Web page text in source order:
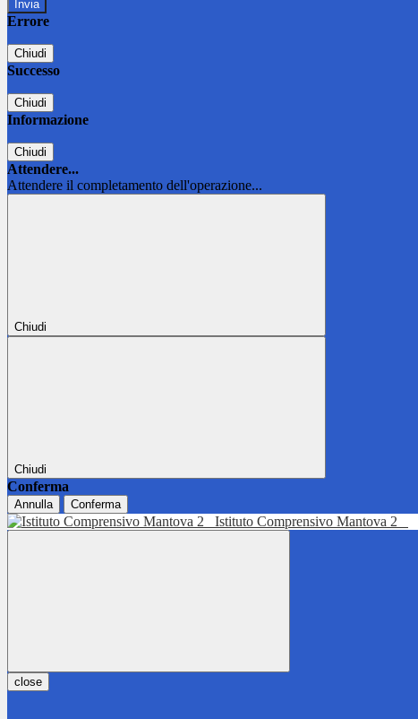
Errore
Chiudi
Successo
Chiudi
Informazione
Chiudi
Attendere...
Attendere il completamento dell'operazione...
Chiudi
Chiudi
Conferma
Annulla Conferma
Istituto Comprensivo Mantova 2
close